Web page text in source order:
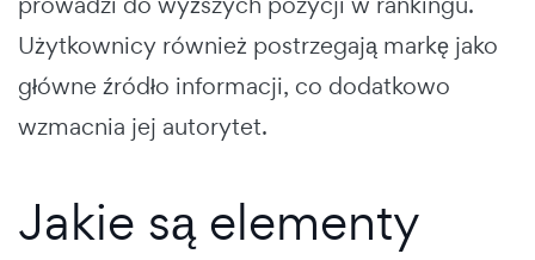
Użytkownicy również postrzegają markę jako
główne źródło informacji, co dodatkowo
wzmacnia jej autorytet.
Jakie są elementy